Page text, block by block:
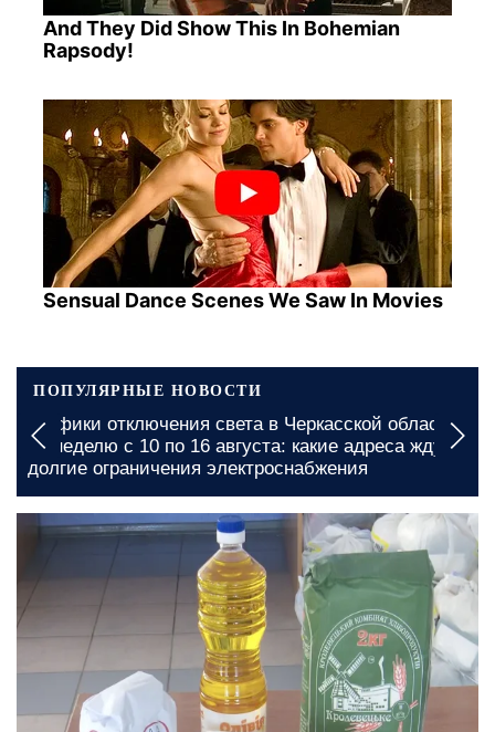
And They Did Show This In Bohemian
Rapsody!
Sensual Dance Scenes We Saw In Movies
ПОПУЛЯРНЫЕ НОВОСТИ
Графики отключения света в Черкасской области
на неделю с 10 по 16 августа: какие адреса ждут
долгие ограничения электроснабжения
сегодня, 10:00